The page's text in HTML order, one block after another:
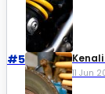
#5
11 Jun